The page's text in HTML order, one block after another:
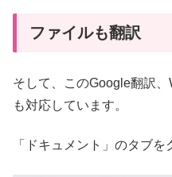
ファイルも翻訳
そして、このGoogle翻訳
も対応しています。
「ドキュメント」のタブを